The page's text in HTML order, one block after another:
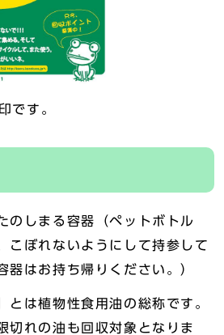
です。
のしまる容器（ペットボトル
こぼれないようにして持参して
器はお持ち帰りください。）
とは植物性食用油の総称です。
切れの油も回収対象となりま